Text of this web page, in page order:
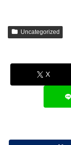
Uncategorized
X